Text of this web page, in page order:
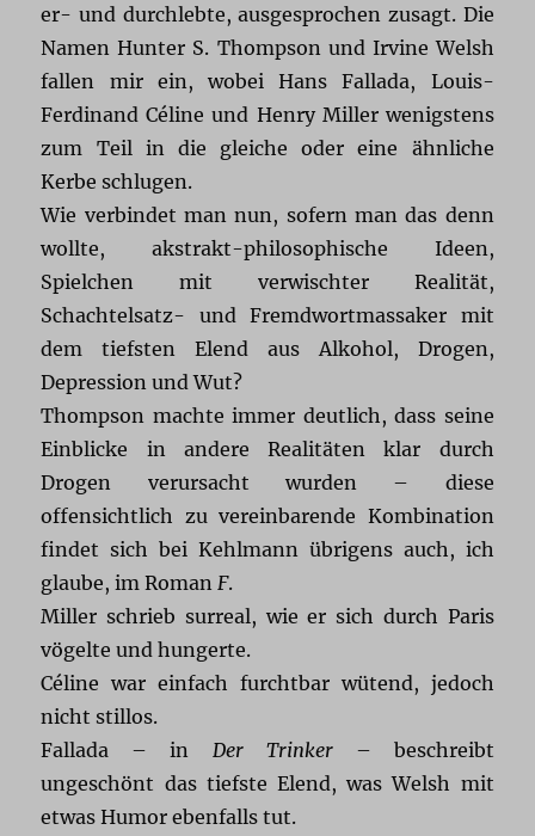
er- und durchlebte, ausgesprochen zusagt. Die
Namen Hunter S. Thompson und Irvine Welsh
fallen mir ein, wobei Hans Fallada, Louis-
Ferdinand Céline und Henry Miller wenigstens
zum Teil in die gleiche oder eine ähnliche
Kerbe schlugen.
Wie verbindet man nun, sofern man das denn
wollte, akstrakt-philosophische Ideen,
Spielchen mit verwischter Realität,
Schachtelsatz- und Fremdwortmassaker mit
dem tiefsten Elend aus Alkohol, Drogen,
Depression und Wut?
Thompson machte immer deutlich, dass seine
Einblicke in andere Realitäten klar durch
Drogen verursacht wurden – diese
offensichtlich zu vereinbarende Kombination
findet sich bei Kehlmann übrigens auch, ich
glaube, im Roman F.
Miller schrieb surreal, wie er sich durch Paris
vögelte und hungerte.
Céline war einfach furchtbar wütend, jedoch
nicht stillos.
Fallada – in Der Trinker– beschreibt
ungeschönt das tiefste Elend, was Welsh mit
etwas Humor ebenfalls tut.